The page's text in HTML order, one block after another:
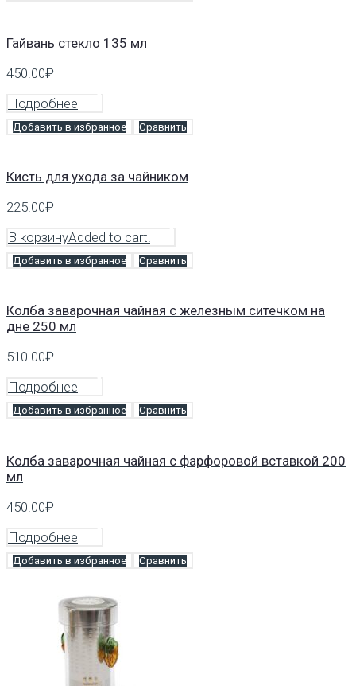
Гайвань стекло 135 мл
450.00₽
Подробнее
Добавить в избранное Сравнить
Кисть для ухода за чайником
225.00₽
В корзинуAdded to cart!
Добавить в избранное Сравнить
Колба заварочная чайная с железным ситечком на
дне 250 мл
510.00₽
Подробнее
Добавить в избранное Сравнить
Колба заварочная чайная с фарфоровой вставкой 200
мл
450.00₽
Подробнее
Добавить в избранное Сравнить